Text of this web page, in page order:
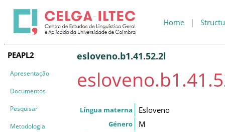
Home |
PEAPL2
Apresentação
Documentos
Pesquisar
Metodologia
esloveno.b1.41.52.2l
Língua materna Esloveno
Género M